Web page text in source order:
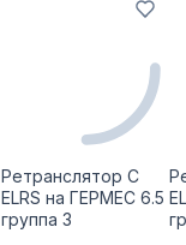
Ретранслятор С
ELRS на ГЕРМЕС 6.5
группа 3